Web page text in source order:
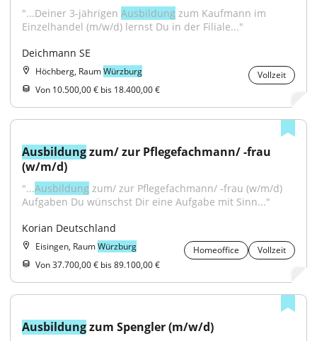
"...Deiner 3-jährigen Ausbildung zum Kaufmann im
Einzelhandel (m/w/d) lernst Du in der Filiale..."
Deichmann SE
Höchberg, RaumWürzburg
Vollzeit
Von 10.500,00 € bis 18.400,00 €
Ausbildung zum/ zur Pflegefachmann/ -frau
(w/m/d)
"...Ausbildung zum/ zur Pflegefachmann/ -frau (w/m/d)
Aufgaben Du wünschst Dir eine Aufgabe mit Sinn..."
Korian Deutschland
Eisingen, RaumWürzburg Homeoffice
Vollzeit
Von 37.700,00 € bis 89.100,00 €
Ausbildung zum Spengler (m/w/d)